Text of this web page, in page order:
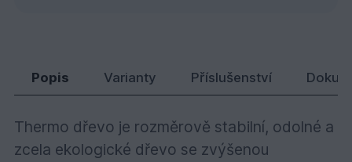
Popis Varianty Příslušenství
Thermo dřevo je rozměrově stabilní, odolné a
zcela ekologické dřevo se zvýšenou